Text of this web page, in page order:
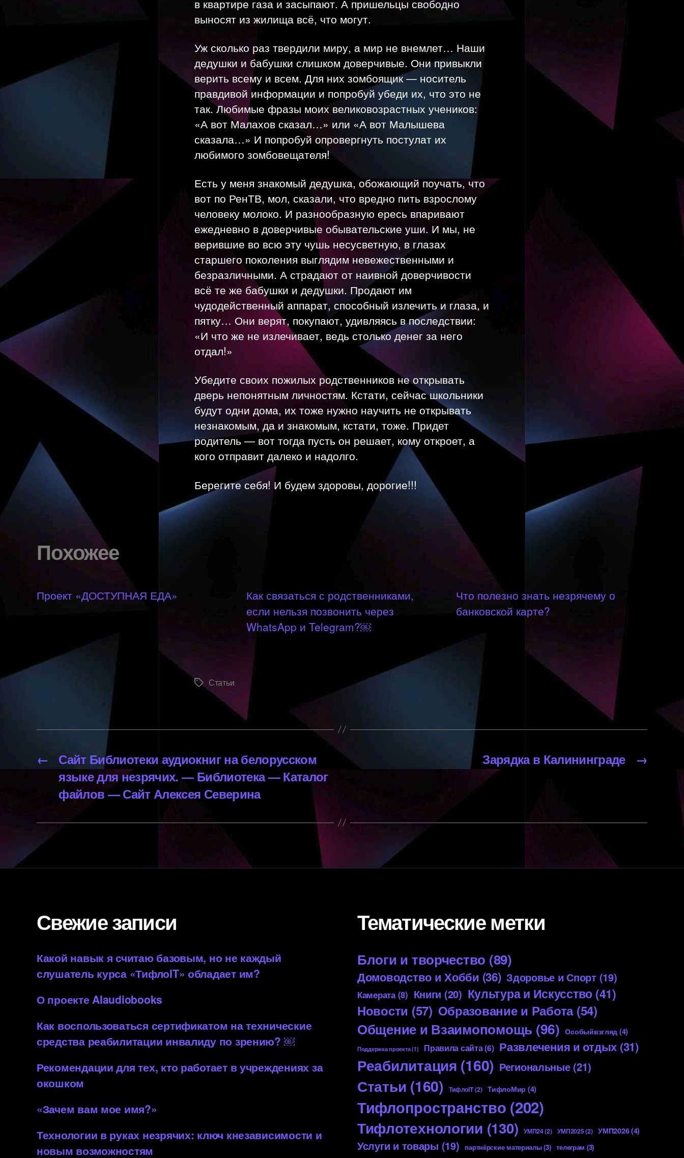
в квартире газа и засыпают. А пришельцы свободно
выносят из жилища всё, что могут.
Уж сколько раз твердили миру, а мир не внемлет… Наши
дедушки и бабушки слишком доверчивые. Они привыкли
верить всему и всем. Для них зомбоящик — носитель
правдивой информации и попробуй убеди их, что это не
так. Любимые фразы моих великовозрастных учеников:
«А вот Малахов сказал…» или «А вот Малышева
сказала…» И попробуй опровергнуть постулат их
любимого зомбовещателя!
Есть у меня знакомый дедушка, обожающий поучать, что
вот по РенТВ, мол, сказали, что вредно пить взрослому
человеку молоко. И разнообразную ересь впаривают
ежедневно в доверчивые обывательские уши. И мы, не
верившие во всю эту чушь несусветную, в глазах
старшего поколения выглядим невежественными и
безразличными. А страдают от наивной доверчивости
всё те же бабушки и дедушки. Продают им
чудодейственный аппарат, способный излечить и глаза, и
пятку… Они верят, покупают, удивляясь в последствии:
«И что же не излечивает, ведь столько денег за него
отдал!»
Убедите своих пожилых родственников не открывать
дверь непонятным личностям. Кстати, сейчас школьники
будут одни дома, их тоже нужно научить не открывать
незнакомым, да и знакомым, кстати, тоже. Придет
родитель — вот тогда пусть он решает, кому откроет, а
кого отправит далеко и надолго.
Берегите себя! И будем здоровы, дорогие!!!
Похожее
Проект «ДОСТУПНАЯ ЕДА»
Как связаться с родственниками,
если нельзя позвонить через
WhatsApp и Telegram?￼
Что полезно знать незрячему о
банковской карте?
МеткиСтатьи
←
Сайт Библиотеки аудиокниг на белорусском
языке для незрячих. — Библиотека — Каталог
файлов — Сайт Алексея Северина
→
Зарядка в Калининграде
Свежие записи
Какой навык я считаю базовым, но не каждый
слушатель курса «ТифлоIT» обладает им?
О проекте AIaudiobooks
Как воспользоваться сертификатом на технические
средства реабилитации инвалиду по зрению? ￼
Рекомендации для тех, кто работает в учреждениях за
окошком
«Зачем вам мое имя?»
Технологии в руках незрячих: ключ кнезависимости и
новым возможностям
Тематические метки
Блоги и творчество (89)
Домоводство и Хобби (36) Здоровье и Спорт(19)
Камерата(8) Книги (20) Культура и Искусство (41)
Новости (57) Образование и Работа(54)
Общение и Взаимопомощь (96) Особыйвзгляд (4)
Поддержка проекта(1) Правила сайта(6) Развлечения и отдых (31)
Реабилитация (160) Региональные(21)
Статьи (160) ТифлоIT(2) ТифлоМир (4)
Тифлопространство (202)
Тифлотехнологии (130) УМП24(2) УМП2025(2) УМП2026(4)
Услуги и товары (19) партнёрские материалы(3) телеграм (3)